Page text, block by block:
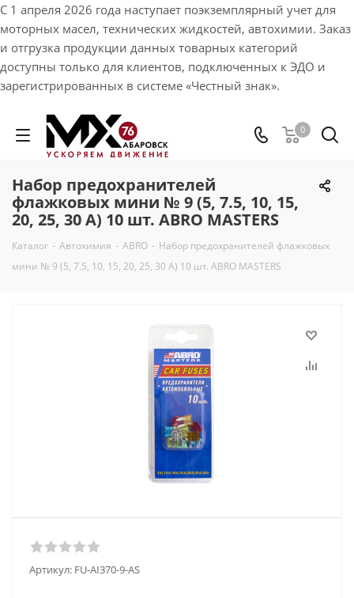
С 1 апреля 2026 года наступает поэкземплярный учет для
моторных масел, технических жидкостей, автохимии. Заказ
и отгрузка продукции данных товарных категорий
доступны только для клиентов, подключенных к ЭДО и
зарегистрированных в системе «Честный знак».
0
Набор предохранителей
флажковых мини № 9 (5, 7.5, 10, 15,
20, 25, 30 А) 10 шт. ABRO MASTERS
Каталог - Автохимия - ABRO - Набор предохранителей флажковых
мини № 9 (5, 7.5, 10, 15, 20, 25, 30 А) 10 шт. ABRO MASTERS
Артикул: FU-AI370-9-AS